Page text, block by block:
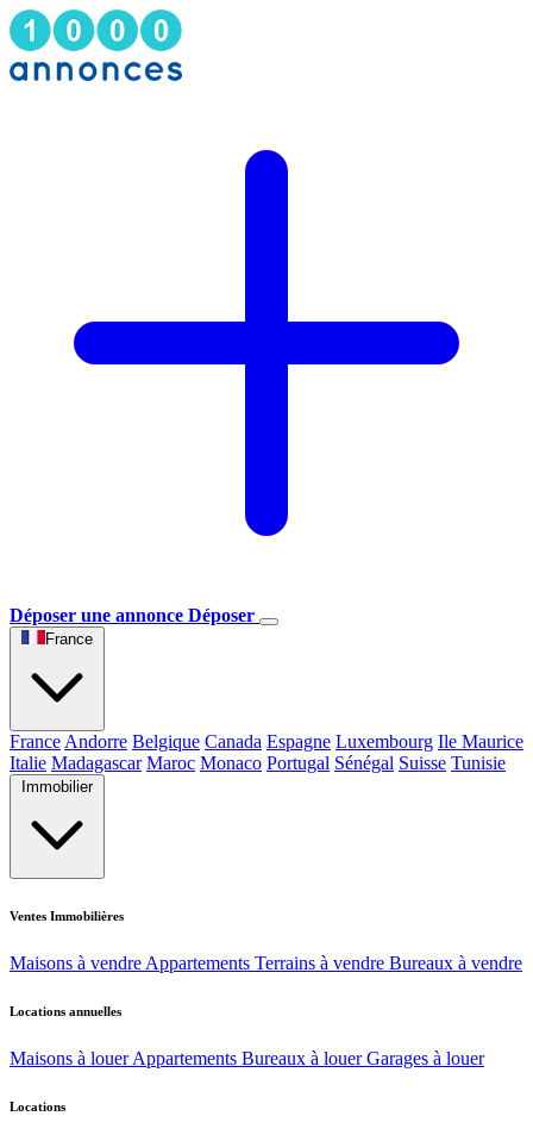
Déposer une annonce Déposer
France
France Andorre Belgique Canada Espagne Luxembourg Ile Maurice
Italie Madagascar Maroc Monaco Portugal Sénégal Suisse Tunisie
Immobilier
Ventes Immobilières
Maisons à vendre Appartements Terrains à vendre Bureaux à vendre
Locations annuelles
Maisons à louer Appartements Bureaux à louer Garages à louer
Locations